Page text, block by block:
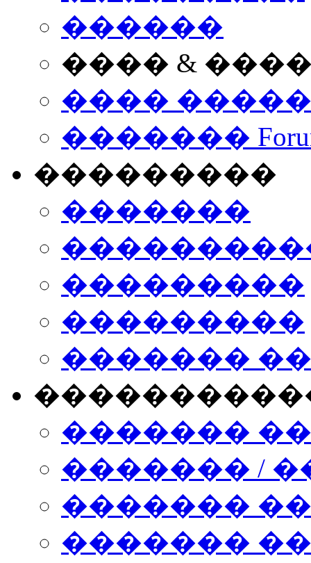
������
���� &
����
�������
���������
�������
���������
���������
�������
�������
������� /
�������
������� ���